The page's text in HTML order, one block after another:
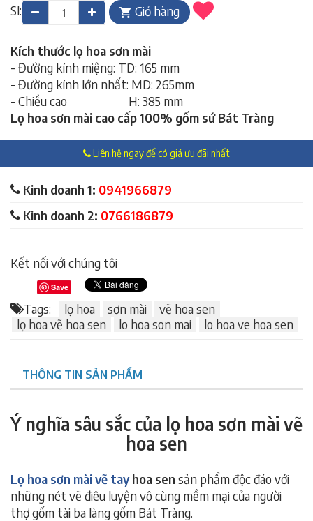
Sl:
Giỏ hàng
Kích thước lọ hoa sơn mài
- Đường kính miệng: TD: 165 mm
- Đường kính lớn nhất: MD: 265mm
- Chiều cao H: 385 mm
Lọ hoa sơn mài cao cấp 100% gốm sứ Bát Tràng
Liên hệ ngay để có giá ưu đãi nhất
Kinh doanh 1: 0941966879
Kinh doanh 2: 0766186879
Kết nối với chúng tôi
Save
Tags: lọ hoa sơn mài
vẽ hoa sen
lọ hoa vẽ hoa sen
lo hoa son mai lo hoa ve hoa sen
THÔNG TIN SẢN PHẨM
Ý nghĩa sâu sắc của lọ hoa sơn mài vẽ
hoa sen
Lọ hoa sơn mài vẽ tayhoa sen sản phẩm độc đáo với
những nét vẽ điêu luyện vô cùng mềm mại của người
thợ gốm tài ba làng gốm Bát Tràng.